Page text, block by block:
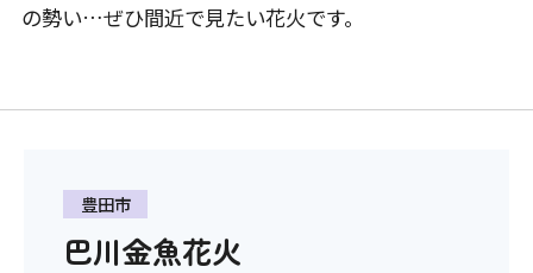
の勢い…ぜひ間近で見たい花火です。
豊田市
巴川金魚花火